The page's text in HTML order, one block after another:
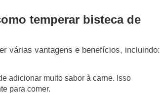
temperar bisteca de
várias vantagens e benefícios, incluindo:
adicionar muito sabor à carne. Isso
para comer.